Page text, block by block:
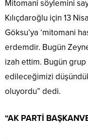
Mitomani söylemini
Kılıçdaroğlu için 13
Göksu’ya ‘mitomani
erdemdir. Bugün
izah ettim. Bugün
edileceğimizi
oluyordu” dedi.
“AK PARTİ